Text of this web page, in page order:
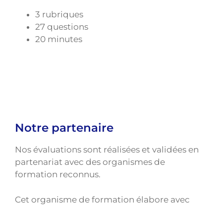
3 rubriques
27 questions
20 minutes
Notre partenaire
Nos évaluations sont réalisées et validées en
partenariat avec des organismes de
formation reconnus.
Cet organisme de formation élabore avec